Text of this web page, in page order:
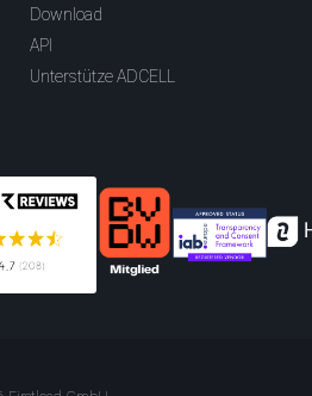
Download
API
Unterstütze ADCELL